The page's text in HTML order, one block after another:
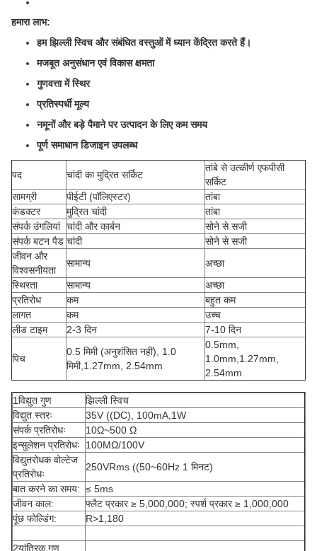
हमारा लाभ:
हम झिल्ली स्विच और संबंधित वस्तुओं में ध्यान केंद्रित करते हैं।
मजबूत अनुसंधान एवं विकास क्षमता
गुणवत्ता में स्थिर
प्रतिस्पर्धी मूल्य
नमूनों और बड़े पैमाने पर उत्पादन के लिए कम समय
पूर्ण समाधान डिजाइन उपलब्ध
पद चांदी का मुद्रित सर्किट
तांबे से उत्कीर्ण एफपीसी
सर्किट
सामग्री
पीईटी (पॉलिएस्टर)
तांबा
कंडक्टर
मुद्रित चांदी
तांबा
संपर्क उंगलियां चांदी और कार्बन
सोने से सजी
संपर्क बटन पैड चांदी
सोने से सजी
जीवन और
विश्वसनीयता
सामान्य
अच्छा
स्थिरता
सामान्य
अच्छा
प्रतिरोध
कम
बहुत कम
लागत
कम
उच्च
लीड टाइम
2-3 दिन 7-10 दिन
पिच
0.5 मिमी (अनुशंसित नहीं), 1.0
मिमी,1.27mm, 2.54mm
0.5mm,
1.0mm,1.27mm,
2.54mm
1विद्युत गुण
झिल्ली स्विच
विद्युत स्तरः
35V ((DC), 100mA,1W
संपर्क प्रतिरोधः
10Ω~500 Ω
इन्सुलेशन प्रतिरोधः
100MΩ/100V
विद्युतरोधक वोल्टेज
प्रतिरोधः
250VRms ((50~60Hz 1 मिनट)
बात करने का समय: ≤ 5ms
जीवन काल:
फ्लैट प्रकार ≥ 5,000,000; स्पर्श प्रकार ≥ 1,000,000
पूंछ फोल्डिंग:
R>1,180
2यांत्रिक गुण